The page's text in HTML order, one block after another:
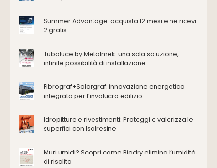
Antincendio e sicurezza
Attrezzature manuali
Cappe d'aspirazione
Consolidamento
Deumidificazione
Energie rinnovabili
Ferramenta e fissaggi
Impianti idrici e depurazione
Impianti termici e climatizzazione
Summer Advantage: acquista 12 mesi e ne ricevi
2 gratis
Tuboluce by Metalmek: una sola soluzione,
infinite possibilità di installazione
Fibrograf+Solargraf: innovazione energetica
integrata per l’involucro edilizio
Idropitture e rivestimenti: Proteggi e valorizza le
superfici con Isolresine
Muri umidi? Scopri come Biodry elimina l’umidità
di risalita